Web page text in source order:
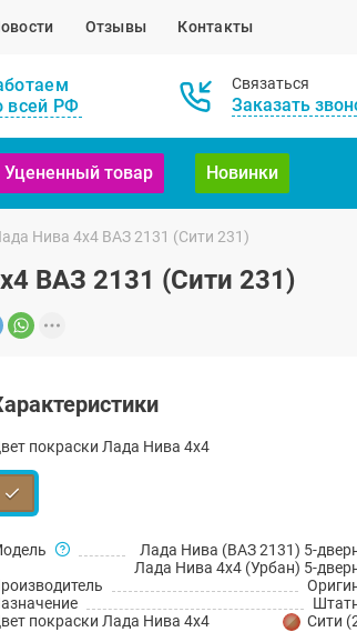
Отзывы Контакты
всей РФ
Связаться
Заказать
Уцененный товар Новинки
Нива 4х4 ВАЗ 2131 (Сити 231)
ВАЗ 2131 (Сити 231)
покраски Лада Нива 4х4
Лада Нива (ВАЗ 2131) 5-
Лада Нива 4x4 (Урбан) 5-
покраски Лада Нива 4х4
Сити